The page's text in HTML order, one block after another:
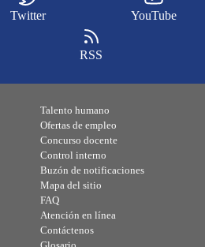
Twitter YouTube
RSS
Talento humano
Ofertas de empleo
Concurso docente
Control interno
Buzón de notificaciones
Mapa del sitio
FAQ
Atención en línea
Contáctenos